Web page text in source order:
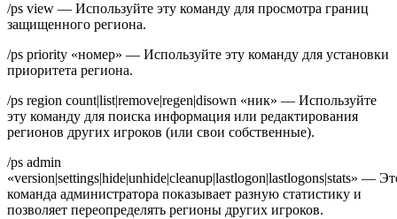
/ps view — Используйте эту команду для просмотра границ
защищенного региона.
/ps priority «номер» — Используйте эту команду для установки
приоритета региона.
/ps region count|list|remove|regen|disown «ник» — Используйте
эту команду для поиска информация или редактирования
регионов других игроков (или свои собственные).
/ps admin
«version|settings|hide|unhide|cleanup|lastlogon|lastlogons|stats» —
команда администратора показывает разную статистику и
позволяет переопределять регионы других игроков.